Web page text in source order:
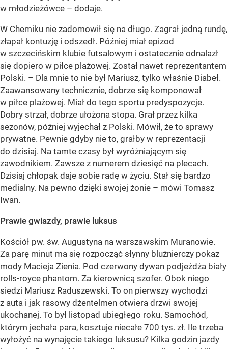
w młodzieżówce – dodaje.
W Chemiku nie zadomowił się na długo. Zagrał jedną rundę,
złapał kontuzję i odszedł. Później miał epizod
w szczecińskim klubie futsalowym i ostatecznie odnalazł
się dopiero w piłce plażowej. Został nawet reprezentantem
Polski. – Dla mnie to nie był Mariusz, tylko właśnie Diabeł.
Zaawansowany technicznie, dobrze się komponował
w piłce plażowej. Miał do tego sportu predyspozycje.
Dobry strzał, dobrze ułożona stopa. Grał przez kilka
sezonów, później wyjechał z Polski. Mówił, że to sprawy
prywatne. Pewnie gdyby nie to, grałby w reprezentacji
do dzisiaj. Na tamte czasy był wyróżniającym się
zawodnikiem. Zawsze z numerem dziesięć na plecach.
Dzisiaj chłopak daje sobie radę w życiu. Stał się bardzo
medialny. Na pewno dzięki swojej żonie – mówi Tomasz
Iwan.
Prawie gwiazdy, prawie luksus
Kościół pw. św. Augustyna na warszawskim Muranowie.
Za parę minut ma się rozpocząć słynny bluźnierczy pokaz
mody Macieja Zienia. Pod czerwony dywan podjeżdża biały
rolls-royce phantom. Za kierownicą szofer. Obok niego
siedzi Mariusz Raduszewski. To on pierwszy wychodzi
z auta i jak rasowy dżentelmen otwiera drzwi swojej
ukochanej. To był listopad ubiegłego roku. Samochód,
którym jechała para, kosztuje niecałe 700 tys. zł. Ile trzeba
wyłożyć na wynajęcie takiego luksusu? Kilka godzin jazdy